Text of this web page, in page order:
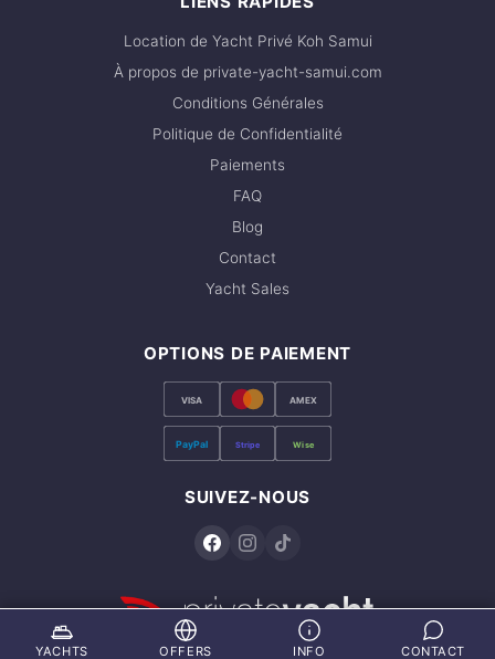
Location de Yacht Privé Koh Samui
À propos de private-yacht-samui.com
Conditions Générales
Politique de Confidentialité
Paiements
FAQ
Blog
Contact
Yacht Sales
OPTIONS DE PAIEMENT
VISA AMEX
PayPal Stripe Wise
SUIVEZ-NOUS
YACHTS OFFERS INFO CONTACT